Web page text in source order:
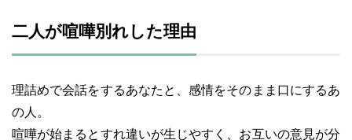
二人が喧嘩別れした理由
理詰めで会話をするあなたと、感情をそのまま口にするあ
の人。
喧嘩が始まるとすれ違いが生じやすく、お互いの意見が分